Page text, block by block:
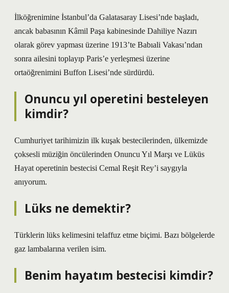
İlköğrenimine İstanbul’da Galatasaray Lisesi’nde başladı,
ancak babasının Kâmil Paşa kabinesinde Dahiliye Nazırı
olarak görev yapması üzerine 1913’te Babıali Vakası’ndan
sonra ailesini toplayıp Paris’e yerleşmesi üzerine
ortaöğrenimini Buffon Lisesi’nde sürdürdü.
Onuncu yıl operetini besteleyen
kimdir?
Cumhuriyet tarihimizin ilk kuşak bestecilerinden, ülkemizde
çoksesli müziğin öncülerinden Onuncu Yıl Marşı ve Lüküs
Hayat operetinin bestecisi Cemal Reşit Rey’i saygıyla
anıyorum.
Lüks ne demektir?
Türklerin lüks kelimesini telaffuz etme biçimi. Bazı bölgelerde
gaz lambalarına verilen isim.
Benim hayatım bestecisi kimdir?